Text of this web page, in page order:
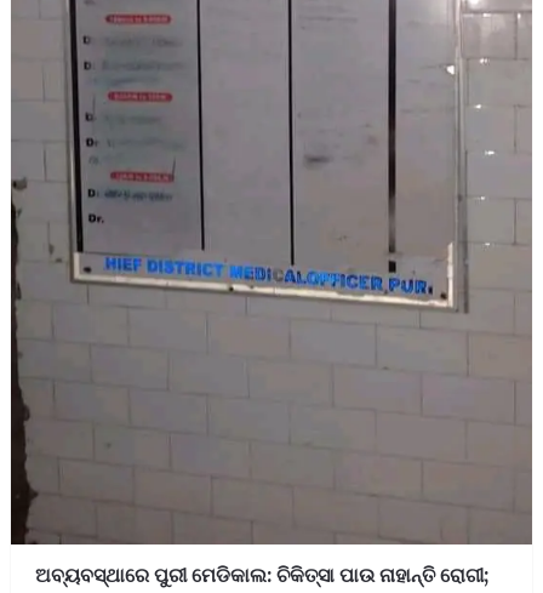
ଅବ୍ୟବସ୍ଥାରେ ପୁରୀ ମେଡିକାଲ: ଚିକିତ୍ସା ପାଉ ନାହାନ୍ତି ରୋଗୀ;